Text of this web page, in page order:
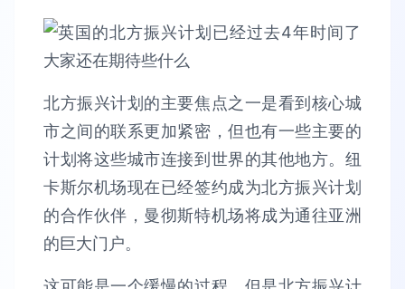
北方振兴计划的主要焦点之一是看到核心城
市之间的联系更加紧密，但也有一些主要的
计划将这些城市连接到世界的其他地方。纽
卡斯尔机场现在已经签约成为北方振兴计划
的合作伙伴，曼彻斯特机场将成为通往亚洲
的巨大门户。